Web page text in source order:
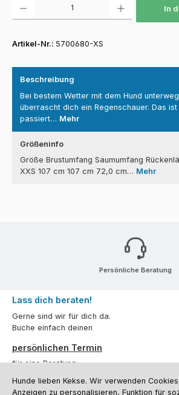
In
Artikel-Nr.: 5700680-XS
Beschreibung
Bei bestem Wetter mit dem Hund
überrascht dich ein Regenschauer. Das
passiert… Mehr
Größeninfo
Größe Brustumfang Saumumfang
XXS 107 cm 107 cm 72,0 cm… Mehr
Persönliche Beratung
Lass dich beraten!
Gerne sind wir für dich da.
Buche einfach deinen
persönlichen Termin
für eine Beratung.
Oder über unserKontaktformular.
Hunde lieben Kekse. Wir verwenden
Anzeigen zu personalisieren, Funktion für